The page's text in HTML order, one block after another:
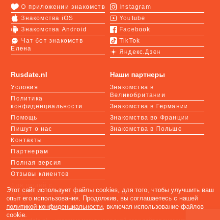
Rusdate.nl
Условия
Политика
конфиденциальности
Помощь
Пишут о нас
Контакты
Партнерам
Полная версия
Отзывы клиентов
ограниченными
возможностями
О приложении знакомств
Знакомства iOS
Знакомства Android
Чат бот знакомств
Елена
Instagram
Youtube
Facebook
TikTok
Яндекс.Дзен
Наши партнеры
Знакомства в
Великобритании
Знакомства в Германии
Знакомства во Франции
Знакомства в Польше
Этот сайт использует файлы cookies, для того, чтобы улучшить ваш
опыт его использования. Продолжив, вы соглашаетесь с нашей
политикой конфиденциальности, включая использование файлов
cookie.